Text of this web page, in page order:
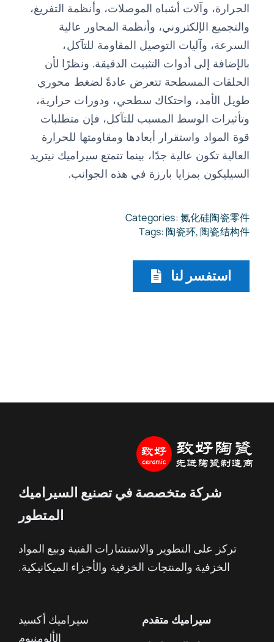
الحرارة، وآلات أشباه الموصلات، وأنظمة التفريغ،
والتجميع الإلكتروني، وأنظمة المحاور عالية
السرعة، وآليات التوصيل المقاومة للتآكل،
بالإضافة إلى أدوات التثبيت الدقيقة. ونظرًا لأن
الحلقات المسطحة تتعرض عادةً لضغط محوري
طويل الأمد، واحتكاك سطحي، ودورات حرارية،
وتأثيرات الوسط المسبب للتآكل، فإن متطلبات
قوة المواد واستقرار أبعادها ومقاومتها للحرارة
العالية تكون عالية جدًا، بينما تتمتع سيراميك نيتريد
السيليكون بمزايا بارزة في هذه الجوانب.
Categories:氮化硅陶瓷零件
Tags: 陶瓷环, 陶瓷结构件
استفسر لنا
شركة متخصصة في تصنيع السيراميك
المتطور
تركز على التطوير والاستشارات الفنية وبيع المواد
الخزفية والمنتجات الخزفية والأجزاء الميكانيكية.
سيراميك متقدم
سيراميك أكسيد
الألومنيوم